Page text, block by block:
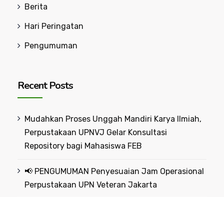
Berita
Hari Peringatan
Pengumuman
Recent Posts
Mudahkan Proses Unggah Mandiri Karya Ilmiah,
Perpustakaan UPNVJ Gelar Konsultasi
Repository bagi Mahasiswa FEB
📢 PENGUMUMAN Penyesuaian Jam Operasional
Perpustakaan UPN Veteran Jakarta